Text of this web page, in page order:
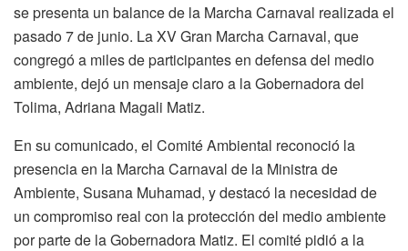
se presenta un balance de la Marcha Carnaval realizada el
pasado 7 de junio. La XV Gran Marcha Carnaval, que
congregó a miles de participantes en defensa del medio
ambiente, dejó un mensaje claro a la Gobernadora del
Tolima, Adriana Magali Matiz.
En su comunicado, el Comité Ambiental reconoció la
presencia en la Marcha Carnaval de la Ministra de
Ambiente, Susana Muhamad, y destacó la necesidad de
un compromiso real con la protección del medio ambiente
por parte de la Gobernadora Matiz. El comité pidió a la